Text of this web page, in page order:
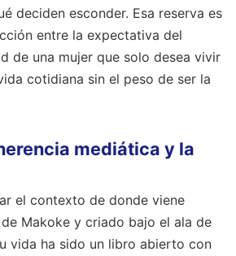
deciden esconder. Esa reserva es
entre la expectativa del
de una mujer que solo desea vivir
cotidiana sin el peso de ser la
mediática y la
el contexto de donde viene
Makoke y criado bajo el ala de
vida ha sido un libro abierto con